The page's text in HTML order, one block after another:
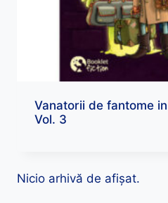
Vanatorii de fantome
Vol. 3
Nicio arhivă de afișat.